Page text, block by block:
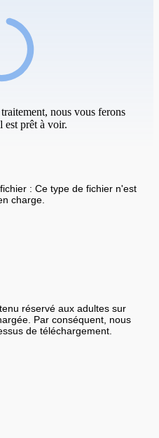
nous vous ferons
est prêt à voir.
: Ce type de fichier n'est
charge.
réservé aux adultes sur
Par conséquent, nous
de téléchargement.